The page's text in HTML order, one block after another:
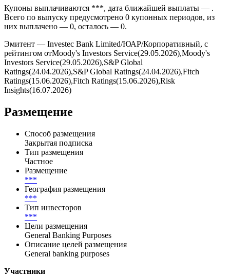
Купоны выплачиваются ***, дата ближайшей выплаты — .
Всего по выпуску предусмотрено 0 купонных периодов, из
них выплачено — 0, осталось — 0.
Эмитент — Investec Bank Limited/ЮАР/Корпоративный, с
рейтингом отMoody's Investors Service(29.05.2026),Moody's
Investors Service(29.05.2026),S&P Global
Ratings(24.04.2026),S&P Global Ratings(24.04.2026),Fitch
Ratings(15.06.2026),Fitch Ratings(15.06.2026),Risk
Insights(16.07.2026)
Размещение
Способ размещения
Закрытая подписка
Тип размещения
Частное
Размещение
***
География размещения
***
Тип инвесторов
***
Цели размещения
General Banking Purposes
Описание целей размещения
General banking purposes
Участники